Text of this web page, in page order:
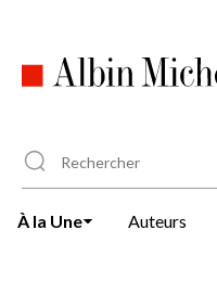
principal
À la Une Auteurs